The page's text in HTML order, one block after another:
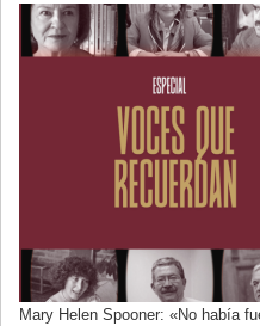
Mary Helen Spooner: «No había